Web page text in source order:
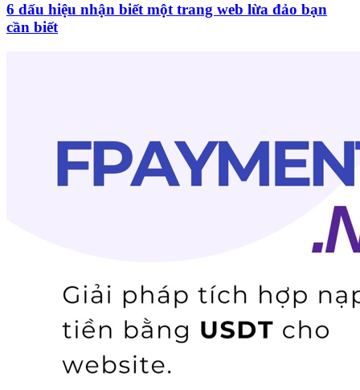
6 dấu hiệu nhận biết một trang web lừa đảo bạn
cần biết